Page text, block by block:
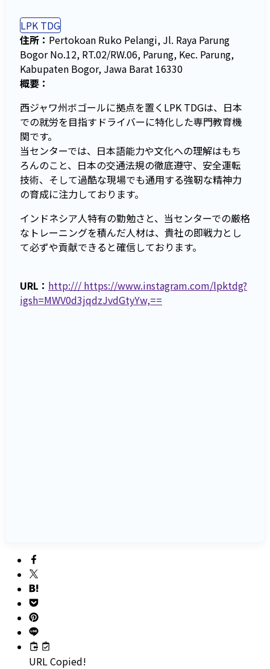
LPK TDG
住所： Pertokoan Ruko Pelangi, Jl. Raya Parung
Bogor No.12, RT.02/RW.06, Parung, Kec. Parung,
Kabupaten Bogor, Jawa Barat 16330
概要：
西ジャワ州ボゴールに拠点を置くLPK TDGは、日本
での就労を目指すドライバーに特化した専門教育機
関です。
当センターでは、日本語能力や文化への理解はもち
ろんのこと、日本の交通法規の徹底遵守、安全運転
技術、そして過酷な現場でも通用する強靭な精神力
の育成に注力しております。
インドネシア人特有の勤勉さと、当センターでの厳格
なトレーニングを積んだ人材は、貴社の即戦力とし
て必ずや貢献できると確信しております。
URL： http:/// https://www.instagram.com/lpktdg?
igsh=MWV0d3jqdzJvdGtyYw,==
URL Copied!